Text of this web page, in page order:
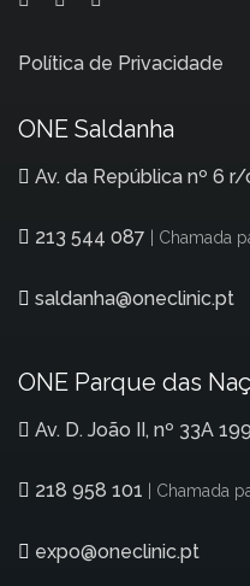
Política de Privacidade
ONE Saldanha
Av. da República nº 6
213 544 087 | Chamada
saldanha@oneclinic.pt
ONE Parque das
Av. D. João II, nº 33A
218 958 101 | Chamada
expo@oneclinic.pt